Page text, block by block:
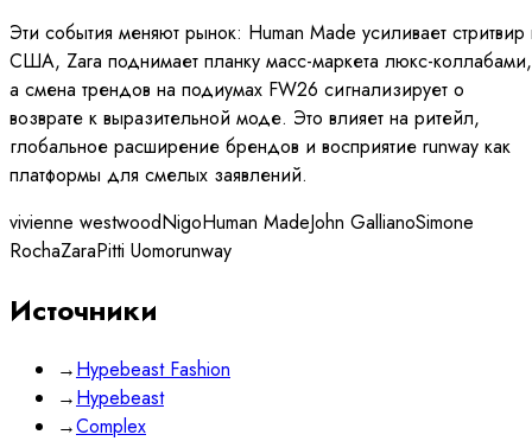
Эти события меняют рынок: Human Made усиливает стритвир
США, Zara поднимает планку масс-маркета люкс-коллабами,
а смена трендов на подиумах FW26 сигнализирует о
возврате к выразительной моде. Это влияет на ритейл,
глобальное расширение брендов и восприятие runway как
платформы для смелых заявлений.
vivienne westwoodNigoHuman MadeJohn GallianoSimone
RochaZaraPitti Uomorunway
Источники
→Hypebeast Fashion
→Hypebeast
→Complex